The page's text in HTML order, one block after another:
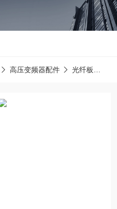
高压变频器配件 光纤板